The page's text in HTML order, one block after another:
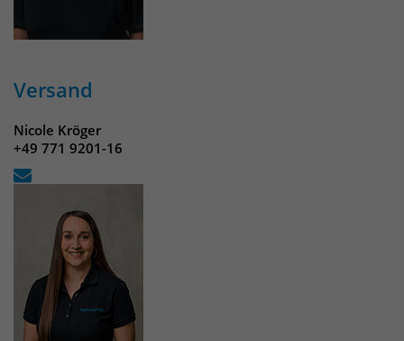
Versand
Nicole Kröger
+49 771 9201-16